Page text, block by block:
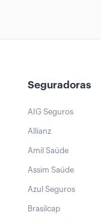
Seguradoras
AIG Seguros
Allianz
Amil Saúde
Assim Saúde
Azul Seguros
Brasilcap